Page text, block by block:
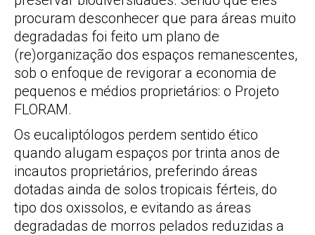
procuram desconhecer que para áreas muito
degradadas foi feito um plano de
(re)organização dos espaços remanescentes,
sob o enfoque de revigorar a economia de
pequenos e médios proprietários: o Projeto
FLORAM.
Os eucaliptólogos perdem sentido ético
quando alugam espaços por trinta anos de
incautos proprietários, preferindo áreas
dotadas ainda de solos tropicais férteis, do
tipo dos oxissolos, e evitando as áreas
degradadas de morros pelados reduzidas a